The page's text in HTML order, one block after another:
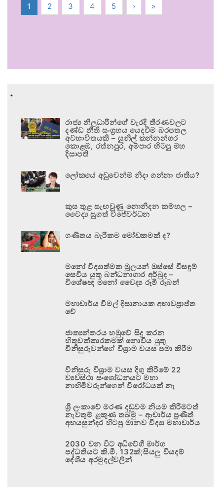
1 2 3 4 5 › »
.
රාජ්‍ය නිලධාරීන්ගේ වැරදි තීරණවලට
දණ්ඩ නීති සංග්‍රහය යෙදවීම බරපතල
අවභාවිතයකි – සුනිල් කන්නන්ගර
කොළඹ, රත්නපුර, අම්පාර හිටපු මහ
දිසාපති
ලෝකයේ අඩුවෙන්ම නිදා ගන්නා ජාතිය?
කුස තුළ සැඟවුණු නොනිදන කම්හල –
වෛද්‍ය සුගත් විජේවර්ධන
ගණිතය බැරිකම මෝඩකමක් ද?
මනෝ විද්‍යාත්මක මූලයන් ඔස්සේ විසඳුම්
සෙවිය යුතු බන්ධනාගාර අර්බුද –
විශේෂඥ මනෝ වෛද්‍ය රූමි රූබන්
මහාචාර්ය විමල් දිසානායක අභාවප්‍රාප්ත
වේ
ජාත්‍යන්තරය හමුවේ සිදු කරන
හිතුවක්කාරකමක් නොවිය යුතු
විනිසුරුවන්ගේ විශ්‍රාම වයස පමා කිරීම
විනිසුරු විශ්‍රාම වයස දිගු කිරීමේ 22
ව්‍යවස්ථා සංශෝධනයට මහා
නාහිමිවරුන්ගෙන් විරෝධයක් නෑ
ශ්‍රී ලංකාවේ මරණ දඬුවම නියම කිරීමටත්
නැවතුම් ළකුණ තබමු – ආචාර්ය ප්‍රණීත්
අභයසුන්දර හිටපු මානව විද්‍යා මහාචාර්ය
2030 වන විට අධිවේගී මාර්ග
පද්ධතියට කි.මී. 132ක්;සියලු වියදම්
දේශීය අරමුදල්වලින්